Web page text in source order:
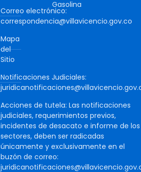
Correo electrónico:
correspondencia@villavicencio.gov.co
Mapa
del
Sitio
Notificaciones Judiciales:
Acciones de tutela: Las notificaciones
judiciales, requerimientos previos,
incidentes de desacato e informe de los
sectores, deben ser radicadas
únicamente y exclusivamente en el
buzón de correo:
Gasolina